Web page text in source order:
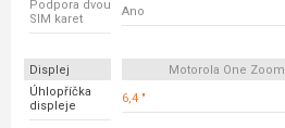
Podpora dvou
SIM karet
Ano
Displej Motorola One Zoom
Úhlopříčka
displeje
6,4 "